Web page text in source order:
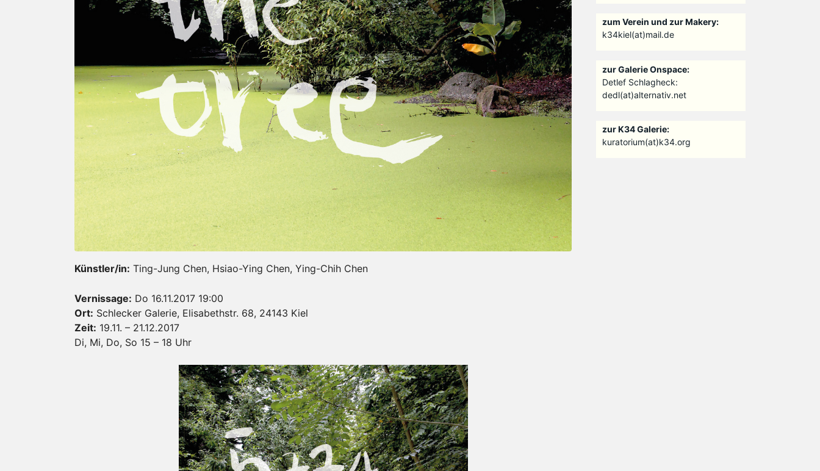
Künstler/in: Ting-Jung Chen, Hsiao-Ying Chen, Ying-Chih Chen
Vernissage: Do 16.11.2017 19:00
Ort: Schlecker Galerie, Elisabethstr. 68, 24143 Kiel
Zeit: 19.11. – 21.12.2017
Di, Mi, Do, So 15 – 18 Uhr
zum Verein und zur Makery:
k34kiel(at)mail.de
zur Galerie Onspace:
Detlef Schlagheck:
dedl(at)alternativ.net
zur K34 Galerie:
kuratorium(at)k34.org